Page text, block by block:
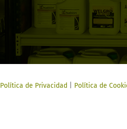
Política de Privacidad Política de